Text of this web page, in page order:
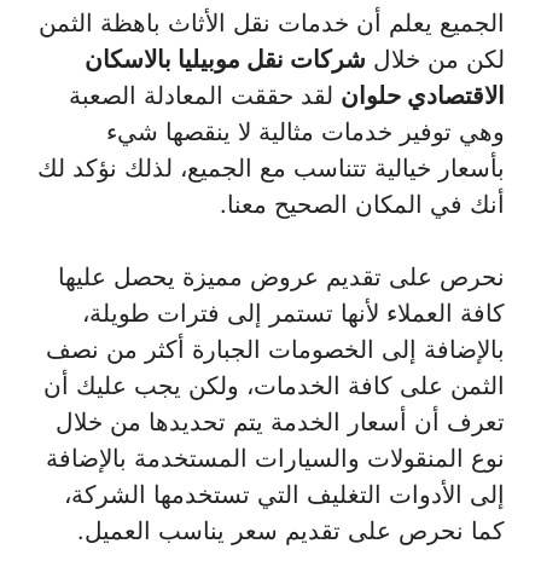
الجميع يعلم أن خدمات نقل الأثاث باهظة الثمن
لكن من خلال شركات نقل موبيليا بالاسكان
الاقتصادي حلوان لقد حققت المعادلة الصعبة
وهي توفير خدمات مثالية لا ينقصها شيء
بأسعار خيالية تتناسب مع الجميع، لذلك نؤكد لك
أنك في المكان الصحيح معنا.
نحرص على تقديم عروض مميزة يحصل عليها
كافة العملاء لأنها تستمر إلى فترات طويلة،
بالإضافة إلى الخصومات الجبارة أكثر من نصف
الثمن على كافة الخدمات، ولكن يجب عليك أن
تعرف أن أسعار الخدمة يتم تحديدها من خلال
نوع المنقولات والسيارات المستخدمة بالإضافة
إلى الأدوات التغليف التي تستخدمها الشركة،
كما نحرص على تقديم سعر يناسب العميل.